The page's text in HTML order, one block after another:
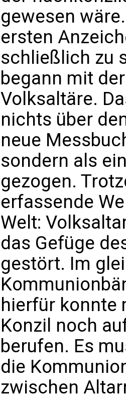
gewesen
ersten
schließlich zu
begann mit
Volksaltäre.
nichts über
neue
sondern als
gezogen.
erfassende
Welt:
das Gefüge
gestört. Im
hierfür konnte
Konzil noch
berufen. Es
die
zwischen